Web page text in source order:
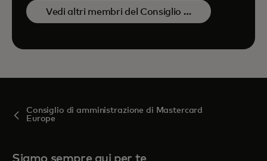
Vedi altri membri del Consiglio di
Consiglio di amministrazione di Mastercard
Europe
Siamo sempre qui per te